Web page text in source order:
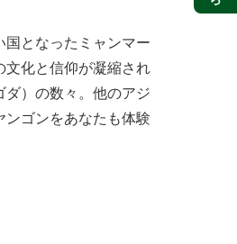
となったミャンマー
文化と信仰が凝縮され
）の数々。他のアジ
ゴンをあなたも体験